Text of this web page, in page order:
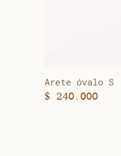
Arete óvalo S
Precio
$ 240.000